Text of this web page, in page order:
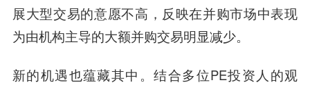
展大型交易的意愿不高，反映在并购市场中表现
为由机构主导的大额并购交易明显减少。
新的机遇也蕴藏其中。结合多位PE投资人的观